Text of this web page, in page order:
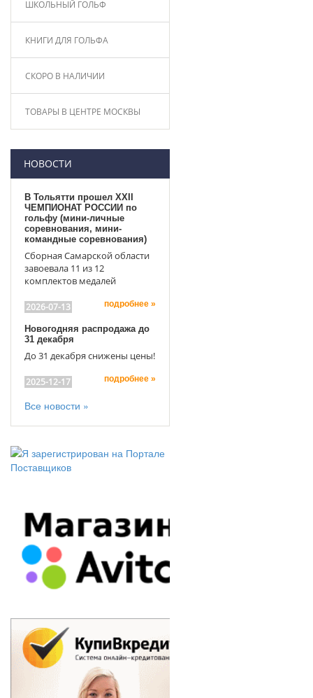
ШКОЛЬНЫЙ ГОЛЬФ
КНИГИ ДЛЯ ГОЛЬФА
СКОРО В НАЛИЧИИ
ТОВАРЫ В ЦЕНТРЕ МОСКВЫ
НОВОСТИ
В Тольятти прошел XXII
ЧЕМПИОНАТ РОССИИ по
гольфу (мини-личные
соревнования, мини-
командные соревнования)
Сборная Самарской области
завоевала 11 из 12
комплектов медалей
2026-07-13 подробнее »
Новогодняя распродажа до
31 декабря
До 31 декабря снижены цены!
2025-12-17 подробнее »
Все новости »